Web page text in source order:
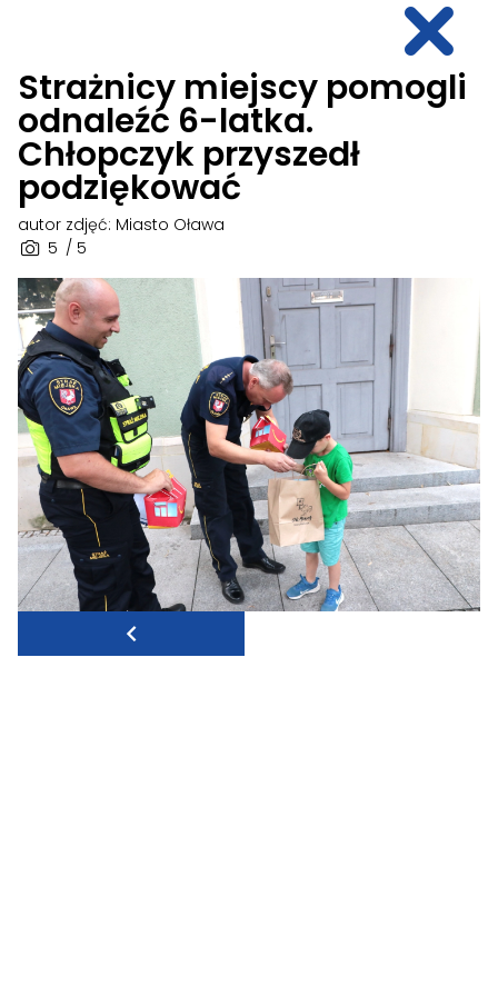
Strażnicy miejscy pomogli
odnaleźć 6-latka.
Chłopczyk przyszedł
podziękować
5 / 5
autor zdjęć: Miasto Oława